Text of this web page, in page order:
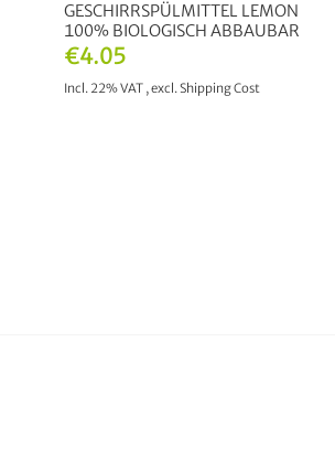
€4.05
Incl. 22% VAT ,excl.Shipping Cost
GESCHIRRSPÜLMITTEL LEMON
100% BIOLOGISCH ABBAUBAR